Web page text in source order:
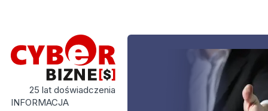
25 lat doświadczenia
INFORMACJA